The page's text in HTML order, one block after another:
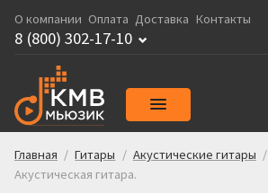
О компании Оплата Доставка Контакты
8 (800) 302-17-10
Главная / Гитары / Акустические гитары /
Акустическая гитара.